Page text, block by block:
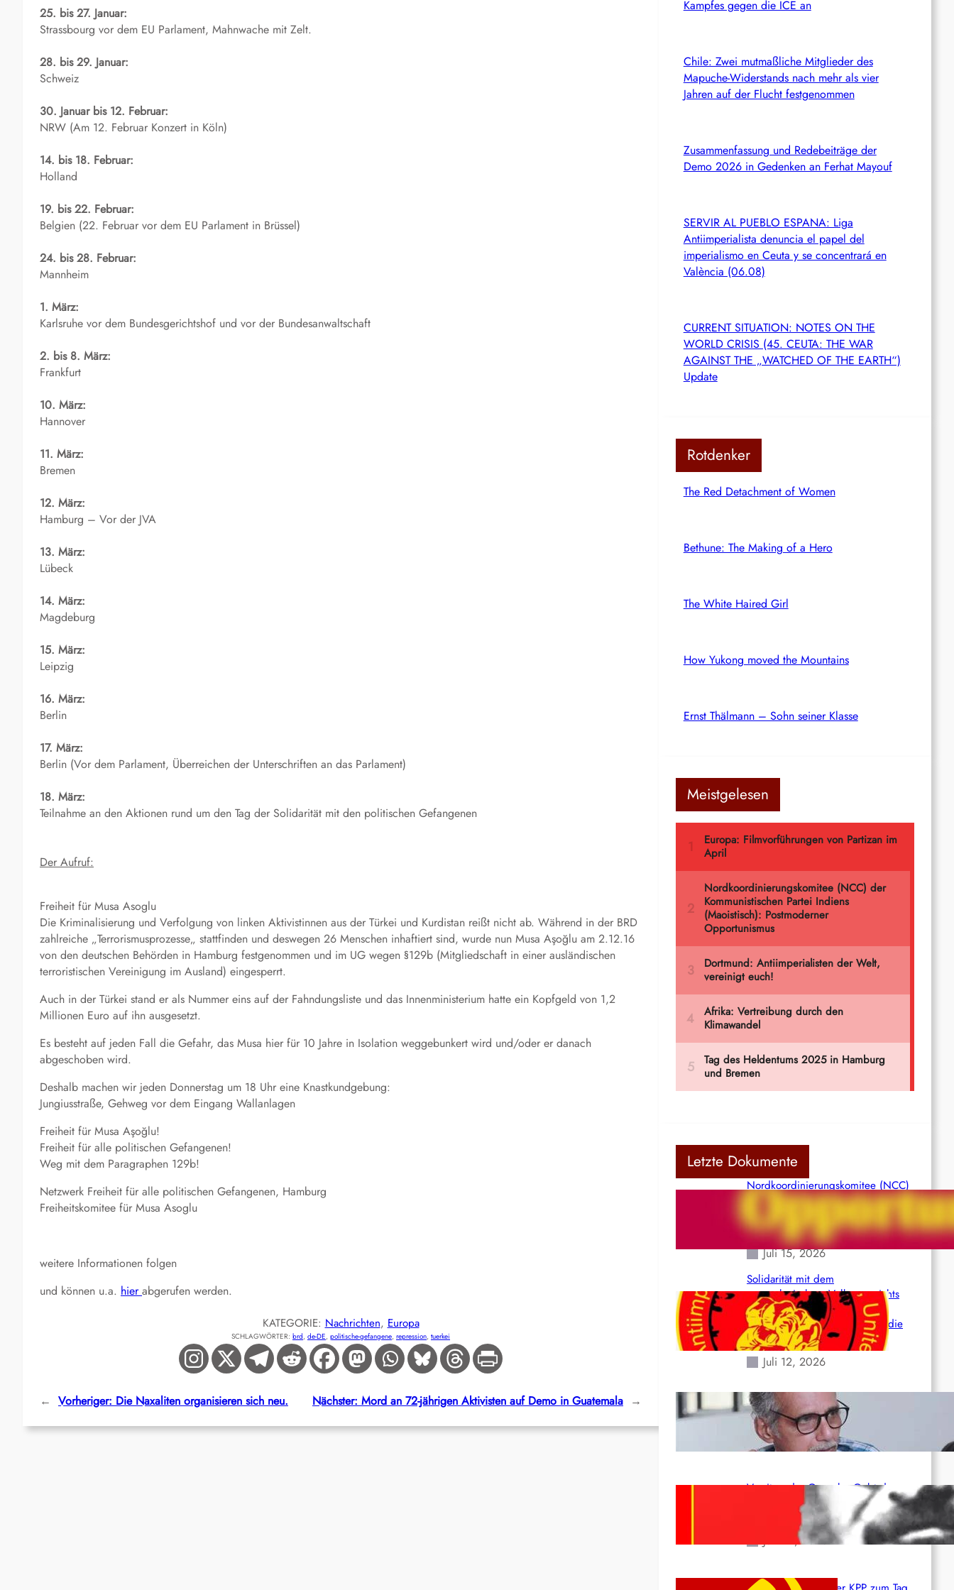
25. bis 27. Januar:
Strassbourg vor dem EU Parlament, Mahnwache mit Zelt.
28. bis 29. Januar:
Schweiz
30. Januar bis 12. Februar:
NRW (Am 12. Februar Konzert in Köln)
14. bis 18. Februar:
Holland
19. bis 22. Februar:
Belgien (22. Februar vor dem EU Parlament in Brüssel)
24. bis 28. Februar:
Mannheim
1. März:
Karlsruhe vor dem Bundesgerichtshof und vor der Bundesanwaltschaft
2. bis 8. März:
Frankfurt
10. März:
Hannover
11. März:
Bremen
12. März:
Hamburg – Vor der JVA
13. März:
Lübeck
14. März:
Magdeburg
15. März:
Leipzig
16. März:
Berlin
17. März:
Berlin (Vor dem Parlament, Überreichen der Unterschriften an das Parlament)
18. März:
Teilnahme an den Aktionen rund um den Tag der Solidarität mit den politischen Gefangenen
Der Aufruf:
Freiheit für Musa Asoglu
Die Kriminalisierung und Verfolgung von linken Aktivistinnen aus der Türkei und Kurdistan reißt nicht ab. Während in der BRD
zahlreiche „Terrorismusprozesse„ stattfinden und deswegen 26 Menschen inhaftiert sind, wurde nun Musa Aşoğlu am 2.12.16
von den deutschen Behörden in Hamburg festgenommen und im UG wegen §129b (Mitgliedschaft in einer ausländischen
terroristischen Vereinigung im Ausland) eingesperrt.
Auch in der Türkei stand er als Nummer eins auf der Fahndungsliste und das Innenministerium hatte ein Kopfgeld von 1,2
Millionen Euro auf ihn ausgesetzt.
Es besteht auf jeden Fall die Gefahr, das Musa hier für 10 Jahre in Isolation weggebunkert wird und/oder er danach
abgeschoben wird.
Deshalb machen wir jeden Donnerstag um 18 Uhr eine Knastkundgebung:
Jungiusstraße, Gehweg vor dem Eingang Wallanlagen
Freiheit für Musa Aşoğlu!
Freiheit für alle politischen Gefangenen!
Weg mit dem Paragraphen 129b!
Netzwerk Freiheit für alle politischen Gefangenen, Hamburg
Freiheitskomitee für Musa Asoglu
weitere Informationen folgen
und können u.a. hierabgerufen werden.
KATEGORIE: Nachrichten, Europa
SCHLAGWÖRTER: brd, de-DE, politische-gefangene, repression, tuerkei
← Vorheriger: Die Naxaliten organisieren sich neu. Nächster: Mord an 72-jährigen Aktivisten auf Demo in Guatemala →
Kampfes gegen die ICE an
Chile: Zwei mutmaßliche Mitglieder des
Mapuche-Widerstands nach mehr als vier
Jahren auf der Flucht festgenommen
Zusammenfassung und Redebeiträge der
Demo 2026 in Gedenken an Ferhat Mayouf
SERVIR AL PUEBLO ESPANA: Liga
Antiimperialista denuncia el papel del
imperialismo en Ceuta y se concentrará en
València (06.08)
CURRENT SITUATION: NOTES ON THE
WORLD CRISIS (45. CEUTA: THE WAR
AGAINST THE „WATCHED OF THE EARTH“)
Update
Rotdenker
The Red Detachment of Women
Bethune: The Making of a Hero
The White Haired Girl
How Yukong moved the Mountains
Ernst Thälmann – Sohn seiner Klasse
Meistgelesen
Letzte Dokumente
Nordkoordinierungskomitee (NCC)
der Kommunistischen Partei Indiens
(Maoistisch): Postmoderner
Opportunismus
Juli 15, 2026
Solidarität mit dem
venezolanischem Volk angesichts
der verlorenen Leben und der
katastrophalen Situation durch die
Erdbeben des 24. Juni!
Juli 12, 2026
Indien: „Die Politik der
Kapitulation“ von K. Murali (Ajith)
Juli 1, 2026
Vorsitzender Gonzalo: Gebt das
Leben für die Partei und die
Juni 19, 2026